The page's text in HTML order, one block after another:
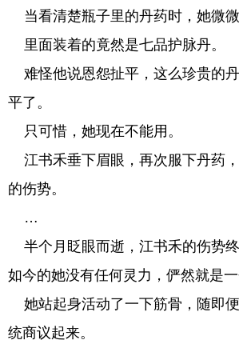
当看清楚瓶子里的丹药时，她微微
里面装着的竟然是七品护脉丹。
难怪他说恩怨扯平，这么珍贵的
平了。
只可惜，她现在不能用。
江书禾垂下眉眼，再次服下丹药
的伤势。
…
半个月眨眼而逝，江书禾的伤势
如今的她没有任何灵力，俨然就是一
她站起身活动了一下筋骨，随即
统商议起来。